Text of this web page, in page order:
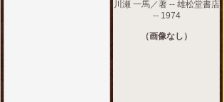
川瀬 一馬／著 -- 雄松堂書店
-- 1974
（画像なし）